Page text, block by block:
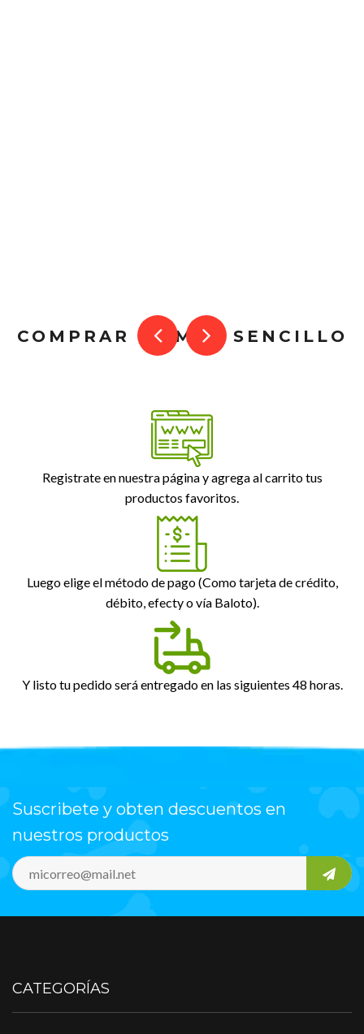
COMPRAR ES MUY SENCILLO
Registrate en nuestra página y agrega al carrito tus
productos favoritos.
Luego elige el método de pago (Como tarjeta de crédito,
débito, efecty o vía Baloto).
Y listo tu pedido será entregado en las siguientes 48 horas.
Suscribete y obten descuentos en
nuestros productos
CATEGORÍAS